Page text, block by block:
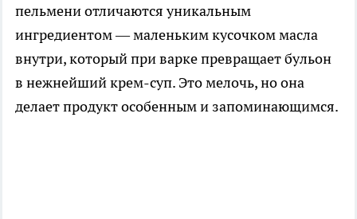
пельмени отличаются уникальным
ингредиентом — маленьким кусочком масла
внутри, который при варке превращает бульон
в нежнейший крем-суп. Это мелочь, но она
делает продукт особенным и запоминающимся.